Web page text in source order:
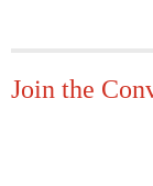
Join the